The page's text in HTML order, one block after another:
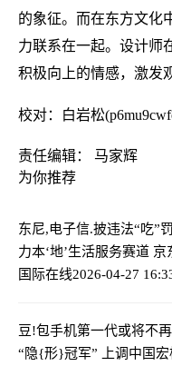
的象征。而在东方文化
力联系在一起。设计师
积极向上的情感，激发
校对：白岩松
责任编辑： 马家辉
为你推荐
东尼,电子信.披违法“吃”
力本‘地’生活服务赛道
国际在线2026-04-27
豆!包手机第一代或将不
“隐{形}冠军” 上调中国